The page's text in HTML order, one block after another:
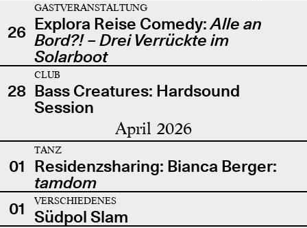
26
GASTVERANSTALTUNG
Explora Reise Comedy:Alle an
Bord?! – Drei Verrückte im
Solarboot
28
CLUB
Bass Creatures: Hardsound
Session
April 2026
01
TANZ
Residenzsharing: Bianca Berger:
tamdom
01
VERSCHIEDENES
Südpol Slam